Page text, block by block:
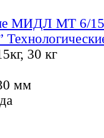
МИДЛ МТ
30 кг
мм
да